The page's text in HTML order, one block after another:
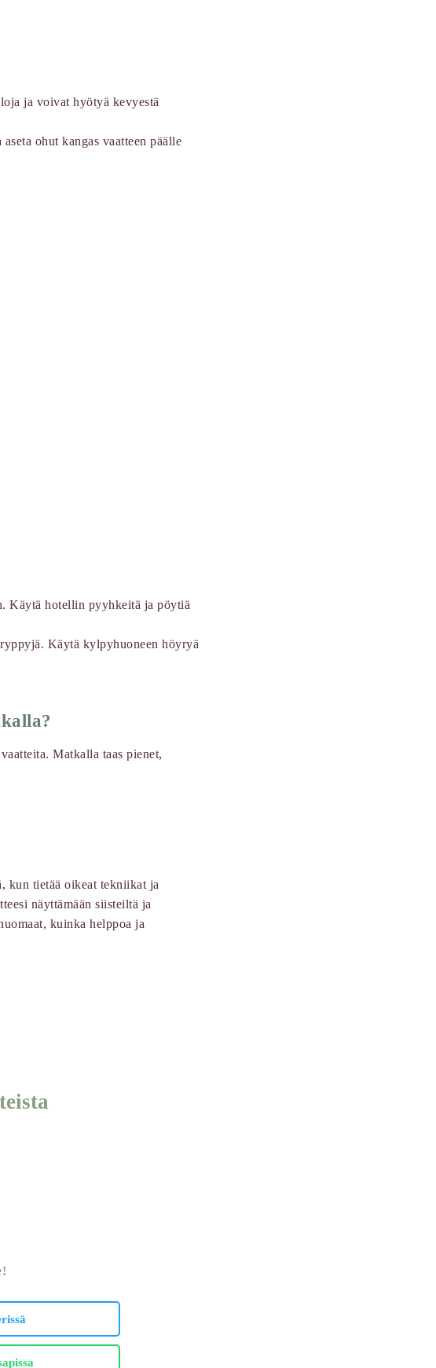
ja voivat hyötyä kevyestä
ohut kangas vaatteen päälle
Käytä hotellin pyyhkeitä ja pöytiä
Käytä kylpyhuoneen höyryä
Matkalla taas pienet,
kun tietää oikeat tekniikat ja
näyttämään siisteiltä ja
kuinka helppoa ja